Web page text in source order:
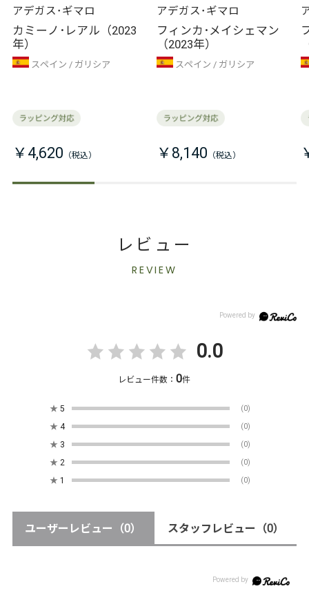
アデガス･ギマロ
カミーノ･レアル（2023
年）
スペイン ガリシア
￥4,620
アデガス･ギマロ
フィンカ･メイシェマン
（2023年）
スペイン ガリシア
￥8,140
レビュー
REVIEW
0.0
レビュー件数：0件
★ 5 (0)
★ 4 (0)
★ 3 (0)
★ 2 (0)
★ 1 (0)
ユーザーレビュー （0） スタッフレビュー （0）